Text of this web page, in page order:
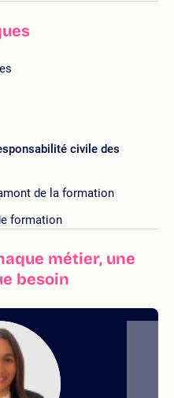
civile des
de la formation
formation
métier, une
besoin